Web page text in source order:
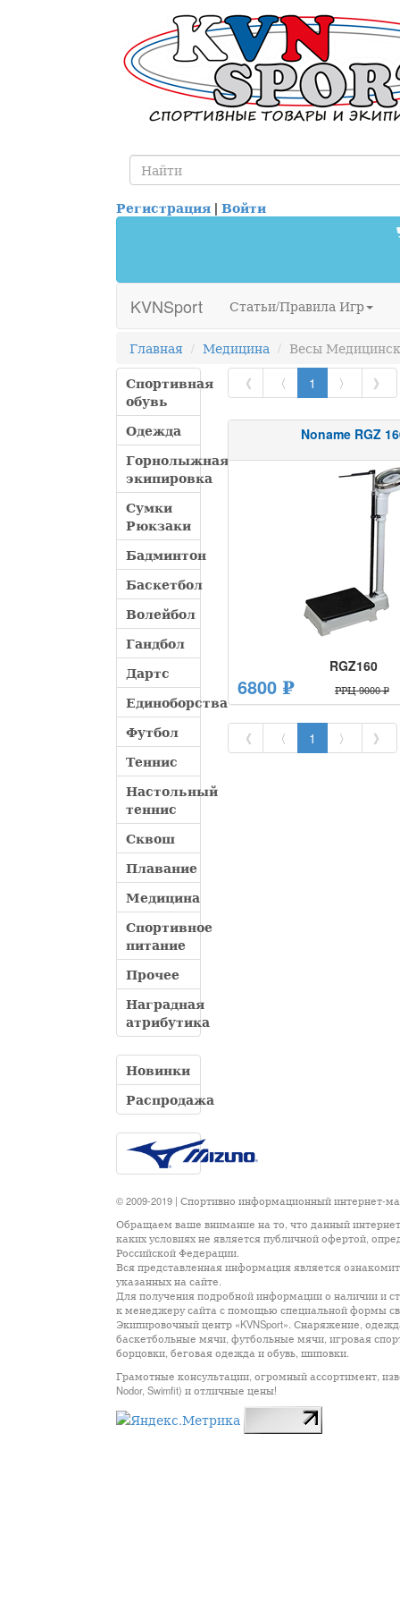
Регистрация | Войти
KVNSport Статьи/Правила Игр
Главная Медицина
Весы
Спортивная
обувь
Одежда
Горнолыжная
экипировка
Сумки
Рюкзаки
Бадминтон
Баскетбол
Волейбол
Гандбол
Дартс
Единоборства
Футбол
Теннис
Настольный
теннис
Сквош
Плавание
Медицина
Спортивное
питание
Прочее
Наградная
атрибутика
Новинки
Распродажа
《 〈 1 〉 》
Noname RGZ
RGZ160
6800 ₽ РРЦ 9000 ₽
《 〈 1 〉 》
© 2009-2019 | Спортивно информационный интернет-
Обращаем ваше внимание на то, что данный
каких условиях не является публичной офертой,
Российской Федерации.
Вся представленная информация является
указанных на сайте.
Для получения подробной информации о наличии и
к менеджеру сайта с помощью специальной формы
Экипировочный центр «KVNSport». Снаряжение,
баскетбольные мячи, футбольные мячи, игровая
борцовки, беговая одежда и обувь, шиповки.
Грамотные консультации, огромный ассортимент,
Nodor, Swimfit) и отличные цены!